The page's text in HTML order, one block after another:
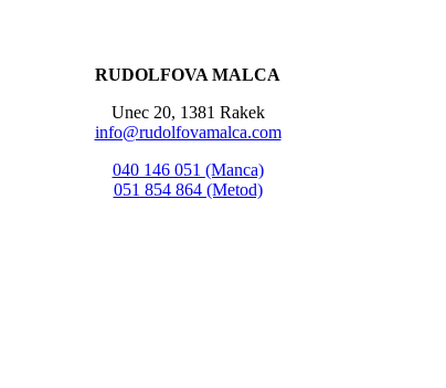
RUDOLFOVA MALCA
Unec 20, 1381 Rakek
info@rudolfovamalca.com
040 146 051 (Manca)
051 854 864 (Metod)